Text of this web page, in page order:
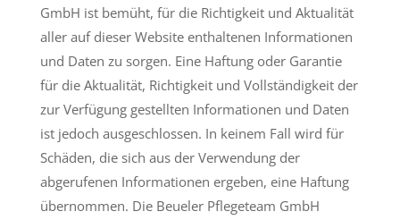
GmbH ist bemüht, für die Richtigkeit und Aktualität
aller auf dieser Website enthaltenen Informationen
und Daten zu sorgen. Eine Haftung oder Garantie
für die Aktualität, Richtigkeit und Vollständigkeit der
zur Verfügung gestellten Informationen und Daten
ist jedoch ausgeschlossen. In keinem Fall wird für
Schäden, die sich aus der Verwendung der
abgerufenen Informationen ergeben, eine Haftung
übernommen. Die Beueler Pflegeteam GmbH